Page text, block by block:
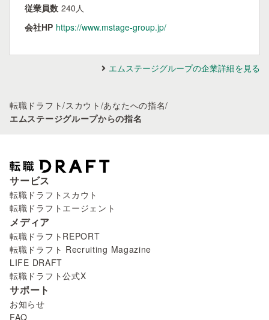
従業員数 240人
会社HP https://www.mstage-group.jp/
エムステージグループの企業詳細を見る
転職ドラフト/スカウト /あなたへの指名/
エムステージグループからの指名
サービス
転職ドラフトスカウト
転職ドラフトエージェント
メディア
転職ドラフトREPORT
転職ドラフト Recruiting Magazine
LIFE DRAFT
転職ドラフト公式X
サポート
お知らせ
FAQ